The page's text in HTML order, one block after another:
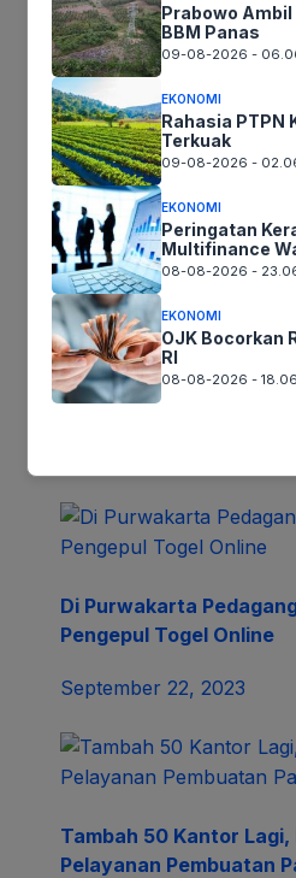
Simpan nama, email, dan
ini untuk komentar saya
Recent News
Dihajar Dulu Sebelum
Penjahat Spesialis
Tusuk Gigi Pasrah
Di Purwakarta
Pengepul Togel Online
September 22, 2023
Tambah 50 Kantor
Pelayanan Pembuatan
Prabowo
BBM Panas
09-08-2026 -
EKONOMI
Rahasia PTPN
Terkuak
09-08-2026 -
EKONOMI
Peringatan
Multifinance
08-08-2026 -
EKONOMI
OJK Bocorkan
RI
08-08-2026 - 18.06